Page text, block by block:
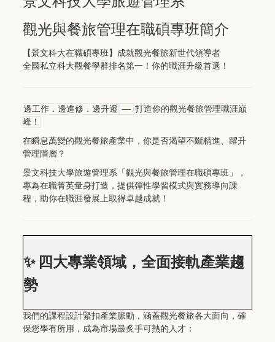
觀光與餐旅管理在職碩專班簡介
【景文科大在職碩專班】成就觀光餐旅新世代領導者
全國私立科大觀餐學群排名第一！你的職涯升級首選！
邊工作．邊進修．邊升遷 — 打造你的觀光餐旅管理職涯巔
峰！
在瞬息萬變的觀光餐旅產業中，你是否渴望不斷精進、躍升
管理階層？
景文科技大學旅遊管理系「觀光與餐旅管理在職碩專班」，
專為在職菁英量身打造，提供彈性學習模式與實務導向課
程，助你在職涯發展上取得卓越成就！
✨ 四大專業領域，全面接軌產業趨
勢
我們的課程設計緊扣產業脈動，涵蓋觀光餐旅各大面向，確
保您學有所用，成為市場最炙手可熱的人才：